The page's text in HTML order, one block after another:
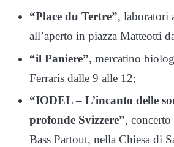
“Place du Tertre”, laboratori
all’aperto in piazza Matteotti
“il Paniere”, mercatino
Ferraris dalle 9 alle 12;
“IODEL – L’incanto delle
profonde Svizzere”,
Bass Partout, nella Chiesa di